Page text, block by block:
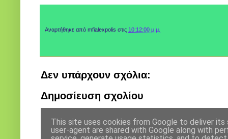
Αναρτήθηκε από mfialexpolis στις 10:12:00 μ.μ.
Δεν υπάρχουν σχόλια:
Δημοσίευση σχολίου